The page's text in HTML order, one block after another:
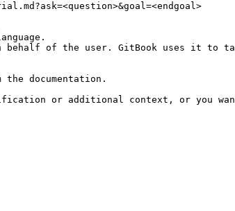
of the user. GitBook uses it to
documentation.
or additional context, or you